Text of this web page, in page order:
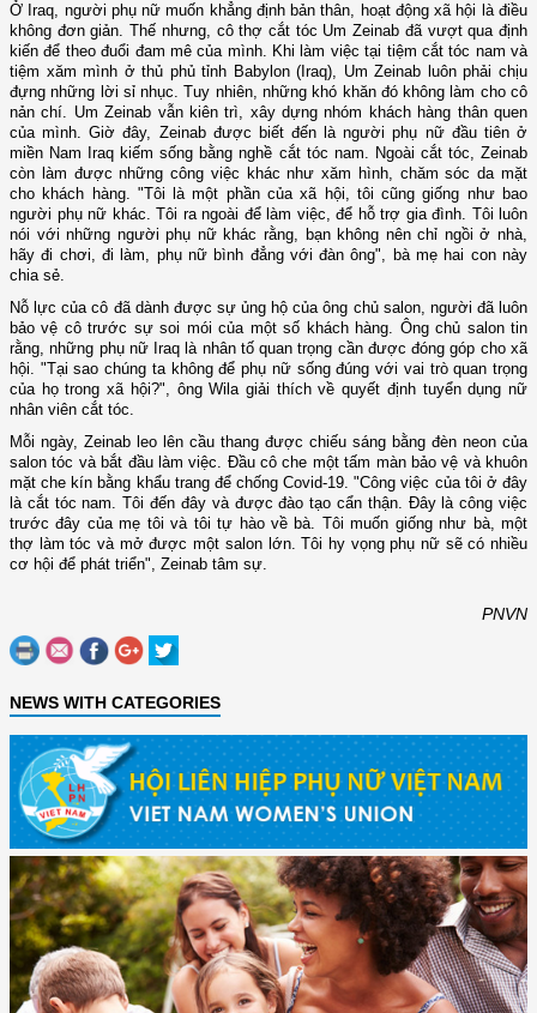
Ở Iraq, người phụ nữ muốn khẳng định bản thân, hoạt động xã hội là điều
không đơn giản. Thế nhưng, cô thợ cắt tóc Um Zeinab đã vượt qua định
kiến để theo đuổi đam mê của mình. Khi làm việc tại tiệm cắt tóc nam và
tiệm xăm mình ở thủ phủ tỉnh Babylon (Iraq), Um Zeinab luôn phải chịu
đựng những lời sỉ nhục. Tuy nhiên, những khó khăn đó không làm cho cô
nản chí. Um Zeinab vẫn kiên trì, xây dựng nhóm khách hàng thân quen
của mình. Giờ đây, Zeinab được biết đến là người phụ nữ đầu tiên ở
miền Nam Iraq kiếm sống bằng nghề cắt tóc nam. Ngoài cắt tóc, Zeinab
còn làm được những công việc khác như xăm hình, chăm sóc da mặt
cho khách hàng. "Tôi là một phần của xã hội, tôi cũng giống như bao
người phụ nữ khác. Tôi ra ngoài để làm việc, để hỗ trợ gia đình. Tôi luôn
nói với những người phụ nữ khác rằng, bạn không nên chỉ ngồi ở nhà,
hãy đi chơi, đi làm, phụ nữ bình đẳng với đàn ông", bà mẹ hai con này
chia sẻ.
Nỗ lực của cô đã dành được sự ủng hộ của ông chủ salon, người đã luôn
bảo vệ cô trước sự soi mói của một số khách hàng. Ông chủ salon tin
rằng, những phụ nữ Iraq là nhân tố quan trọng cần được đóng góp cho xã
hội. "Tại sao chúng ta không để phụ nữ sống đúng với vai trò quan trọng
của họ trong xã hội?", ông Wila giải thích về quyết định tuyển dụng nữ
nhân viên cắt tóc.
Mỗi ngày, Zeinab leo lên cầu thang được chiếu sáng bằng đèn neon của
salon tóc và bắt đầu làm việc. Đầu cô che một tấm màn bảo vệ và khuôn
mặt che kín bằng khẩu trang để chống Covid-19. "Công việc của tôi ở đây
là cắt tóc nam. Tôi đến đây và được đào tạo cẩn thận. Đây là công việc
trước đây của mẹ tôi và tôi tự hào về bà. Tôi muốn giống như bà, một
thợ làm tóc và mở được một salon lớn. Tôi hy vọng phụ nữ sẽ có nhiều
cơ hội để phát triển", Zeinab tâm sự.
PNVN
NEWS WITH CATEGORIES